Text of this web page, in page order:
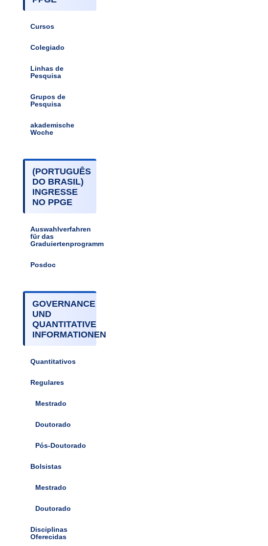
Cursos
Colegiado
Linhas de
Pesquisa
Grupos de
Pesquisa
akademische
Woche
(PORTUGUÊS
DO BRASIL)
INGRESSE
NO PPGE
Auswahlverfahren
für das
Graduiertenprogramm
Posdoc
GOVERNANCE
UND
QUANTITATIVE
INFORMATIONEN
Quantitativos
Regulares
Mestrado
Doutorado
Pós-Doutorado
Bolsistas
Mestrado
Doutorado
Disciplinas
Oferecidas